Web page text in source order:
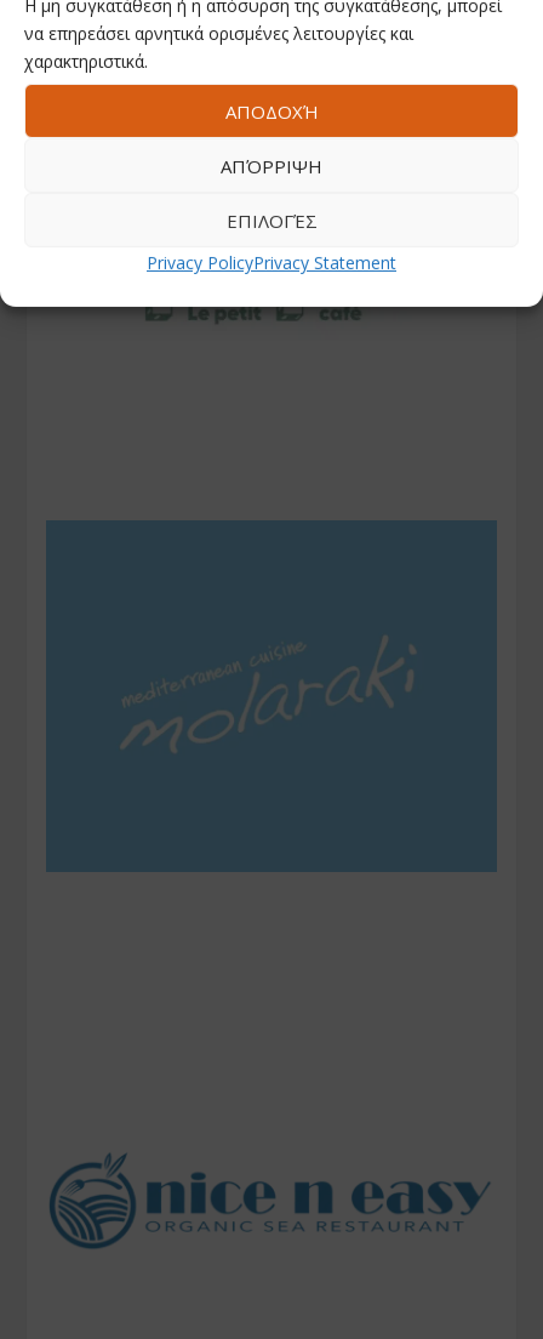
Η μη συγκατάθεση ή η απόσυρση της συγκατάθεσης, μπορεί
να επηρεάσει αρνητικά ορισμένες λειτουργίες και
χαρακτηριστικά.
ΑΠΟΔΟΧΉ
ΑΠΌΡΡΙΨΗ
ΕΠΙΛΟΓΈΣ
Privacy PolicyPrivacy Statement